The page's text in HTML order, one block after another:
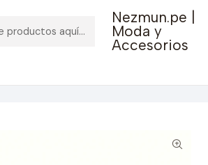
Nezmun.pe |
Moda y
Accesorios
por compras mayores a S/ 150